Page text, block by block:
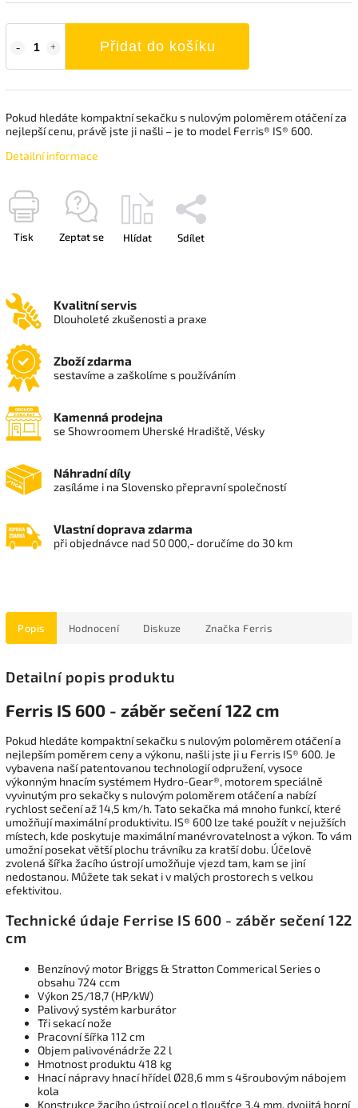
Přidat do košíku
Pokud hledáte kompaktní sekačku s nulovým poloměrem otáčení za
nejlepší cenu, právě jste ji našli – je to model Ferris® IS® 600.
Detailní informace
Tisk Zeptat se Hlídat Sdílet
Kvalitní servis
Dlouholeté zkušenosti a praxe
Zboží zdarma
sestavíme a zaškolíme s používáním
Kamenná prodejna
se Showroomem Uherské Hradiště, Vésky
Náhradní díly
zasíláme i na Slovensko přepravní společností
Vlastní doprava zdarma
při objednávce nad 50 000,- doručíme do 30 km
Popis Hodnocení Diskuze Značka Ferris
Detailní popis produktu
Ferris IS 600 - záběr sečení 122 cm
Pokud hledáte kompaktní sekačku s nulovým poloměrem otáčení a
nejlepším poměrem ceny a výkonu, našli jste ji u Ferris IS® 600. Je
vybavena naší patentovanou technologií odpružení, vysoce
výkonným hnacím systémem Hydro-Gear®, motorem speciálně
vyvinutým pro sekačky s nulovým poloměrem otáčení a nabízí
rychlost sečení až 14,5 km/h. Tato sekačka má mnoho funkcí, které
umožňují maximální produktivitu. IS® 600 lze také použít v nejužších
místech, kde poskytuje maximální manévrovatelnost a výkon. To vám
umožní posekat větší plochu trávníku za kratší dobu. Účelově
zvolená šířka žacího ústrojí umožňuje vjezd tam, kam se jiní
nedostanou. Můžete tak sekat i v malých prostorech s velkou
efektivitou.
Technické údaje Ferrise IS 600 - záběr sečení 122
cm
Benzínový motor Briggs & Stratton Commerical Series o
obsahu 724 ccm
Výkon 25/18,7 (HP/kW)
Palivový systém karburátor
Tři sekací nože
Pracovní šířka 112 cm
Objem palivovénádrže 22 l
Hmotnost produktu 418 kg
Hnací nápravy hnací hřídel Ø28,6 mm s 4šroubovým nábojem
kola
Konstrukce žacího ústrojí ocel o tloušťce 3,4 mm, dvojitá horní